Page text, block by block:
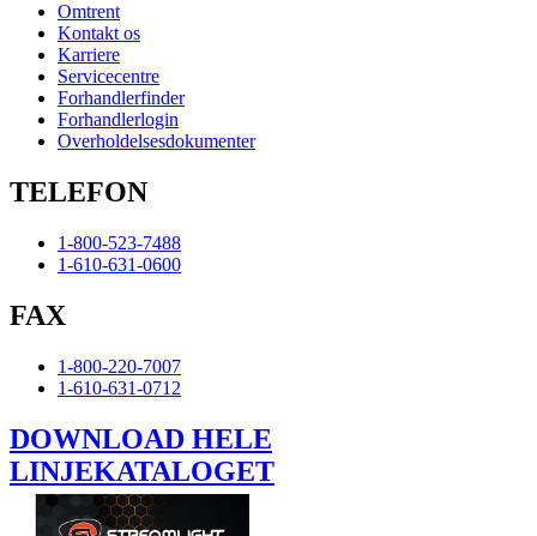
Omtrent
Kontakt os
Karriere
Servicecentre
Forhandlerfinder
Forhandlerlogin
Overholdelsesdokumenter
TELEFON
1-800-523-7488
1-610-631-0600
FAX
1-800-220-7007
1-610-631-0712
DOWNLOAD HELE
LINJEKATALOGET